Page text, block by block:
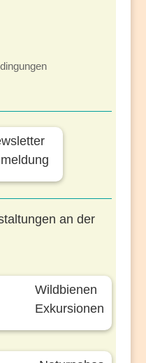
an der
Wildbienen
Exkursionen